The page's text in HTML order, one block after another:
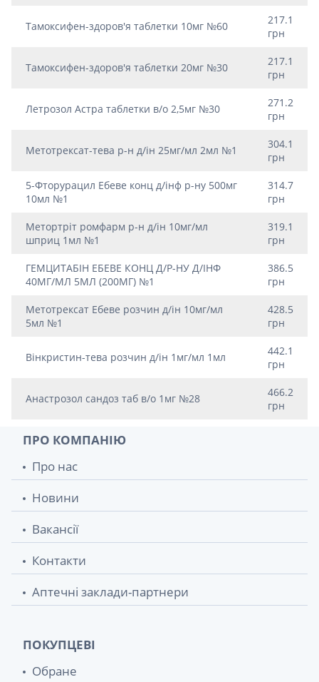
Тамоксифен-здоров'я таблетки 10мг №60
217.1
грн
Тамоксифен-здоров'я таблетки 20мг №30
217.1
грн
Летрозол Астра таблетки в/о 2,5мг №30
271.2
грн
Метотрексат-тева р-н д/iн 25мг/мл 2мл №1
304.1
грн
5-Фторурацил Ебеве конц д/iнф р-ну 500мг
10мл №1
314.7
грн
Метортріт ромфарм р-н д/ін 10мг/мл
шприц 1мл №1
319.1
грн
ГЕМЦИТАБIН ЕБЕВЕ КОНЦ Д/Р-НУ Д/ІНФ
40МГ/МЛ 5МЛ (200МГ) №1
386.5
грн
Метотрексат Ебеве розчин д/iн 10мг/мл
5мл №1
428.5
грн
Вiнкристин-тева розчин д/iн 1мг/мл 1мл
442.1
грн
Анастрозол сандоз таб в/о 1мг №28
466.2
грн
ПРО КОМПАНІЮ
Про нас
Новини
Вакансії
Контакти
Аптечні заклади-партнери
ПОКУПЦЕВІ
Обране